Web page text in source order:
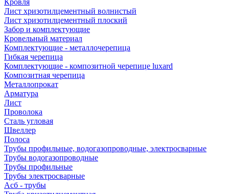
Кровля
Лист хризотилцементный волнистый
Лист хризотилцементный плоский
Забор и комплектующие
Кровельный материал
Комплектующие - металлочерепица
Гибкая черепица
Комплектующие - композитной черепице luxard
Композитная черепица
Металлопрокат
Арматура
Лист
Проволока
Сталь угловая
Швеллер
Полоса
Трубы профильные, водогазопроводные, электросварные
Трубы водогазопроводные
Трубы профильные
Трубы электросварные
Асб - трубы